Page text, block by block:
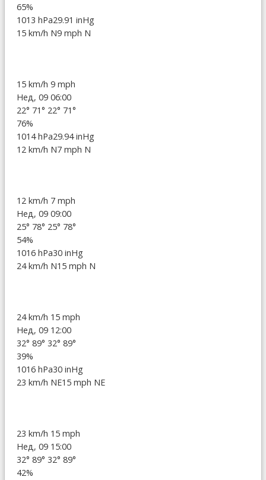
65%
1013 hPa29.91 inHg
15 km/h N9 mph N
15 km/h 9 mph
Нед, 09 06:00
22° 71° 22° 71°
76%
1014 hPa29.94 inHg
12 km/h N7 mph N
12 km/h 7 mph
Нед, 09 09:00
25° 78° 25° 78°
54%
1016 hPa30 inHg
24 km/h N15 mph N
24 km/h 15 mph
Нед, 09 12:00
32° 89° 32° 89°
39%
1016 hPa30 inHg
23 km/h NE15 mph NE
23 km/h 15 mph
Нед, 09 15:00
32° 89° 32° 89°
42%